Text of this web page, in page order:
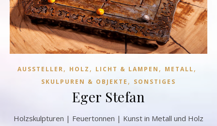
AUSSTELLER, HOLZ , LICHT & LAMPEN , METALL,
SKULPUREN & OBJEKTE , SONSTIGES
Eger Stefan
Holzskulpturen | Feuertonnen | Kunst in Metall und Holz